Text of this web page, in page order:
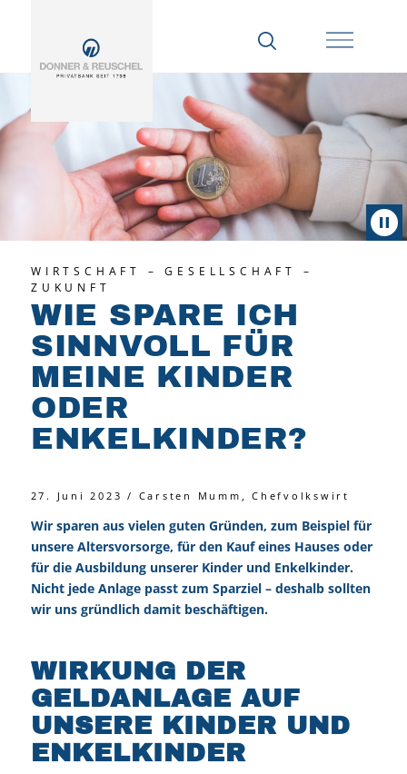
WIRTSCHAFT – GESELLSCHAFT –
ZUKUNFT
WIE SPARE ICH
SINNVOLL FÜR
MEINE KINDER
ODER
ENKELKINDER?
27. Juni 2023 / Carsten Mumm, Chefvolkswirt
Wir sparen aus vielen guten Gründen, zum Beispiel für
unsere Altersvorsorge, für den Kauf eines Hauses oder
für die Ausbildung unserer Kinder und Enkelkinder.
Nicht jede Anlage passt zum Sparziel – deshalb sollten
wir uns gründlich damit beschäftigen.
WIRKUNG DER
GELDANLAGE AUF
UNSERE KINDER UND
ENKELKINDER